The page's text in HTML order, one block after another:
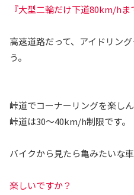
『大型二輪だけ下道80km/hま
高速道路だって、アイドリン
う。
峠道でコーナーリングを楽し
峠道は30～40km/h制限です。
バイクから見たら亀みたいな車
楽しいですか？